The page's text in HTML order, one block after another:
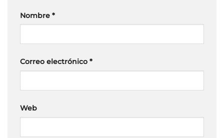
Nombre *
Correo electrónico *
Web